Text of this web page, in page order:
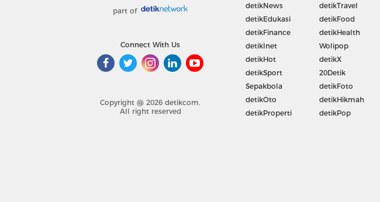
part of
Connect With Us
Copyright @ 2026 detikcom.
All right reserved
detikNews
detikEdukasi
detikFinance
detikInet
detikHot
detikSport
Sepakbola
detikOto
detikProperti
detikTravel
detikFood
detikHealth
Wolipop
detikX
20Detik
detikFoto
detikHikmah
detikPop